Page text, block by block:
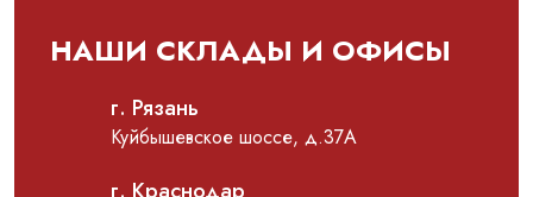
НАШИ СКЛАДЫ И ОФИСЫ
г. Рязань
Куйбышевское шоссе, д.37А